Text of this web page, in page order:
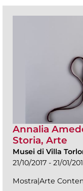
Annalia
Storia, Arte
Musei di Villa
21/10/2017 - 21/01/
Mostra|Arte